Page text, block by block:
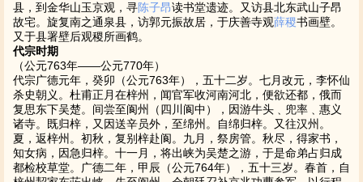
县，到金华山玉京观，寻陈子昂读书堂遗迹。又访县北东武山子昂
故宅。旋复南之通泉县，访郭元振故居，于庆善寺观薛稷书画壁。
又于县署壁后观稷所画鹤。
代宗时期
（公元763年——公元770年）
代宗广德元年，癸卯（公元763年），五十二岁。七月改元，李怀仙
杀史朝义。杜甫正月在梓州，闻官军收河南河北，便欲还都，俄而
复思东下吴楚。间尝至阆州（四川阆中），因游牛头﹑兜率﹑惠义
诸寺。既归梓，又因送辛员外，至绵州。自绵归梓。又往汉州。
夏，返梓州。初秋，复别梓赴阆。九月，祭房管。秋尽，得家书，
知女病，因急归梓。十一月，将出峡为吴楚之游，于是命弟占归成
都检校草堂。广德二年，甲辰（公元764年），五十三岁。春首，自